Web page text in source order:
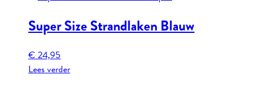
Super Size Strandlaken Blauw
€24,95
Lees verder